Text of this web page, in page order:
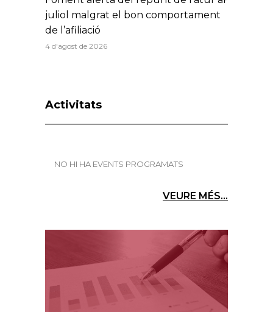
juliol malgrat el bon comportament
de l’afiliació
4 d'agost de 2026
Activitats
NO HI HA EVENTS PROGRAMATS
VEURE MÉS...